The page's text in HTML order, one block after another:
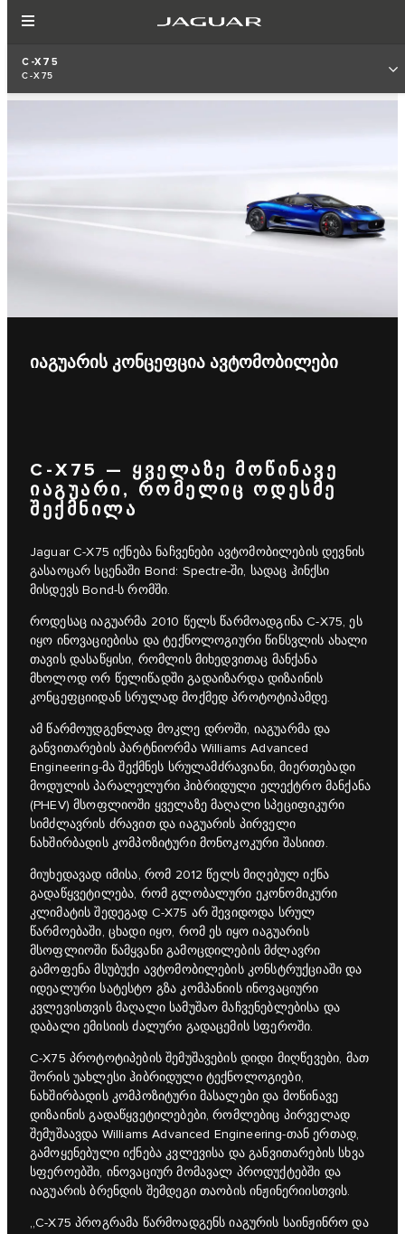
C-X75
C-X75
ᲘᲐᲒᲣᲐᲠᲘᲡ ᲙᲝᲜᲪᲔᲤᲪᲘᲐ ᲐᲕᲢᲝᲛᲝᲑᲘᲚᲔᲑᲘ
C‑X75 — ᲧᲕᲔᲚᲐᲖᲔ ᲛᲝᲬᲘᲜᲐᲕᲔ
ᲘᲐᲒᲣᲐᲠᲘ, ᲠᲝᲛᲔᲚᲘᲪ ᲝᲓᲔᲡᲛᲔ
ᲨᲔᲥᲛᲜᲘᲚᲐ
Jaguar C‑X75 იქნება ნაჩვენები ავტომობილების დევნის
გასაოცარ სცენაში Bond: Spectre-ში, სადაც ჰინქსი
მისდევს Bond-ს რომში.
როდესაც იაგუარმა 2010 წელს წარმოადგინა C‑X75, ეს
იყო ინოვაციებისა და ტექნოლოგიური წინსვლის ახალი
თავის დასაწყისი, რომლის მიხედვითაც მანქანა
მხოლოდ ორ წელიწადში გადაიზარდა დიზაინის
კონცეფციიდან სრულად მოქმედ პროტოტიპამდე.
ამ წარმოუდგენლად მოკლე დროში, იაგუარმა და
განვითარების პარტნიორმა Williams Advanced
Engineering-მა შექმნეს სრულამძრავიანი, მიერთებადი
მოდულის პარალელური ჰიბრიდული ელექტრო მანქანა
(PHEV) მსოფლიოში ყველაზე მაღალი სპეციფიკური
სიმძლავრის ძრავით და იაგუარის პირველი
ნახშირბადის კომპოზიტური მონოკოკური შასიით.
მიუხედავად იმისა, რომ 2012 წელს მიღებულ იქნა
გადაწყვეტილება, რომ გლობალური ეკონომიკური
კლიმატის შედეგად C‑X75 არ შევიდოდა სრულ
წარმოებაში, ცხადი იყო, რომ ეს იყო იაგუარის
მსოფლიოში წამყვანი გამოცდილების მძლავრი
გამოფენა მსუბუქი ავტომობილების კონსტრუქციაში და
იდეალური სატესტო გზა კომპანიის ინოვაციური
კვლევისთვის მაღალი სამუშაო მაჩვენებლებისა და
დაბალი ემისიის ძალური გადაცემის სფეროში.
C‑X75 პროტოტიპების შემუშავების დიდი მიღწევები, მათ
შორის უახლესი ჰიბრიდული ტექნოლოგიები,
ნახშირბადის კომპოზიტური მასალები და მოწინავე
დიზაინის გადაწყვეტილებები, რომლებიც პირველად
შემუშაავდა Williams Advanced Engineering-თან ერთად,
გამოყენებული იქნება კვლევისა და განვითარების სხვა
სფეროებში, ინოვაციურ მომავალ პროდუქტებში და
იაგუარის ბრენდის შემდეგი თაობის ინჟინერიისთვის.
„C‑X75 პროგრამა წარმოადგენს იაგურის საინჟინრო და